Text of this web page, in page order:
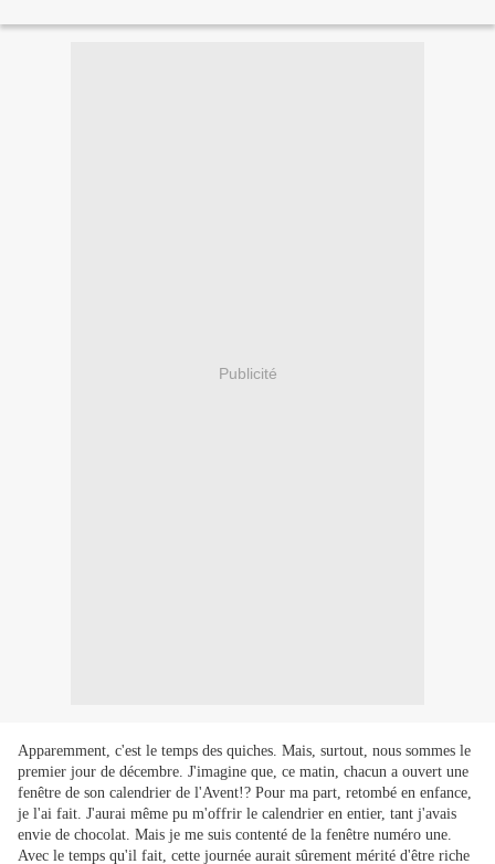
Publicité
Apparemment, c'est le temps des quiches. Mais, surtout, nous sommes le
premier jour de décembre. J'imagine que, ce matin, chacun a ouvert une
fenêtre de son calendrier de l'Avent!? Pour ma part, retombé en enfance,
je l'ai fait. J'aurai même pu m'offrir le calendrier en entier, tant j'avais
envie de chocolat. Mais je me suis contenté de la fenêtre numéro une.
Avec le temps qu'il fait, cette journée aurait sûrement mérité d'être riche